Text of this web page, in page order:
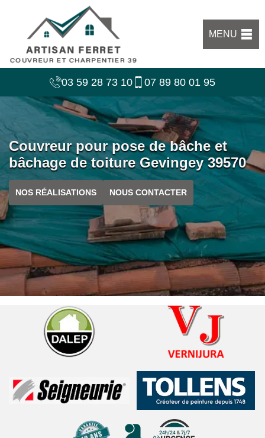
MENU
03 59 28 73 10 07 89 80 01 95
Couvreur pour pose de bâche et
bâchage de toiture Gevingey 39570
NOS RÉALISATIONS NOUS CONTACTER